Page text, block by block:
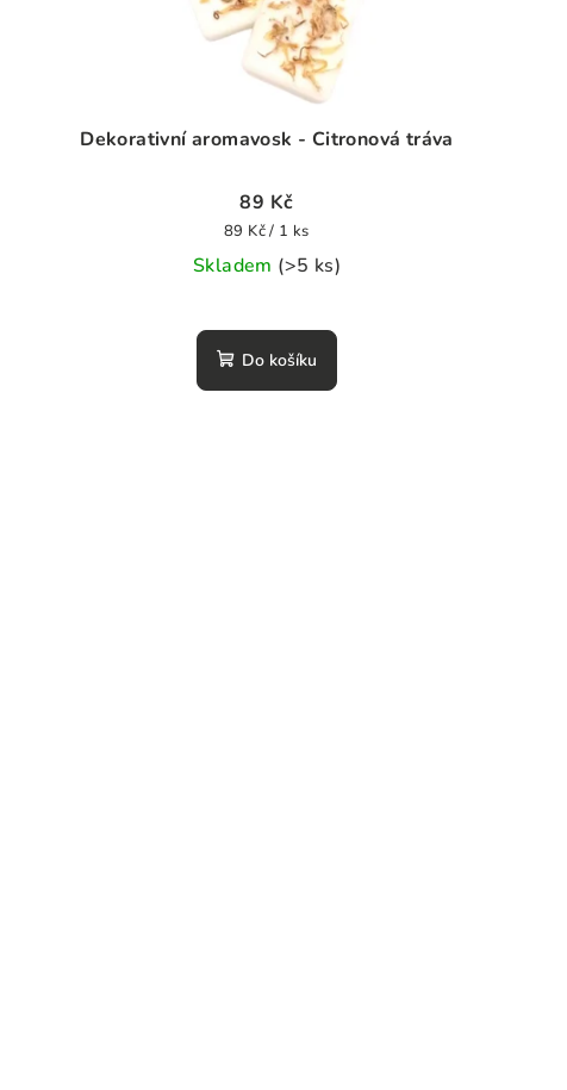
Dekorativní aromavosk - Citronová tráva
89 Kč
Měrná
cena:
89 Kč / 1 ks
Skladem (>5 ks)
hodnocení
produktu
je
Do košíku